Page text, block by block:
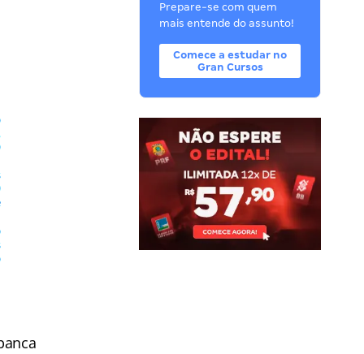
Prepare-se com quem
mais entende do assunto!
Comece a estudar no
Gran Cursos